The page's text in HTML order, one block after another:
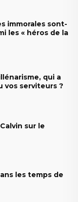
immorales sont-
les « héros de la
qui a
vos serviteurs ?
sur le
les temps de